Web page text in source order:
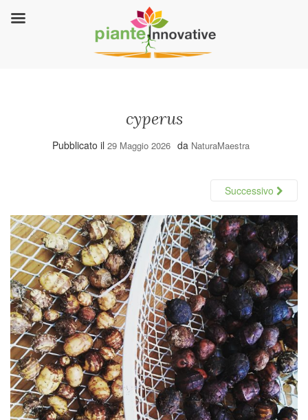
cyperus
Pubblicato il 29 Maggio 2026 da NaturaMaestra
Successivo